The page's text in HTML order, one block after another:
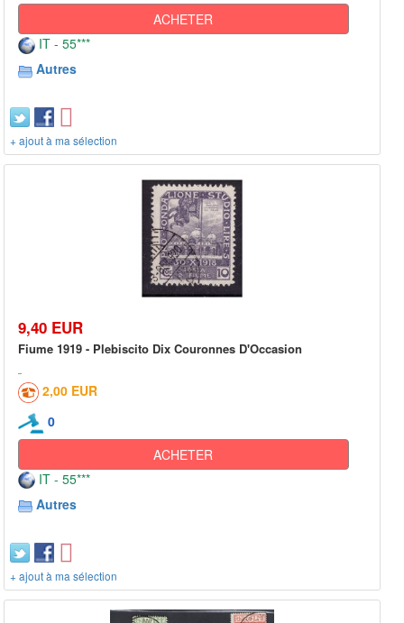
ACHETER
IT - 55***
Autres
+ ajout à ma sélection
9,40 EUR
Fiume 1919 - Plebiscito Dix Couronnes D'Occasion
2,00 EUR
0
ACHETER
IT - 55***
Autres
+ ajout à ma sélection